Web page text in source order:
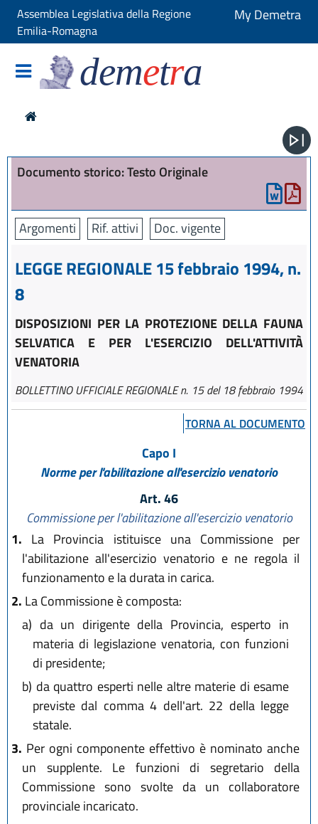
Assemblea Legislativa della Regione
Emilia-Romagna
My Demetra
demetra
Documento storico: Testo Originale
Argomenti Rif. attivi Doc. vigente
LEGGE REGIONALE 15 febbraio 1994, n.
8
DISPOSIZIONI PER LA PROTEZIONE DELLA FAUNA
SELVATICA E PER L'ESERCIZIO DELL'ATTIVITÀ
VENATORIA
BOLLETTINO UFFICIALE REGIONALE n. 15 del 18 febbraio 1994
TORNA AL DOCUMENTO
Capo I
Norme per l'abilitazione all'esercizio venatorio
Art. 46
Commissione per l'abilitazione all'esercizio venatorio
1. La Provincia istituisce una Commissione per
l'abilitazione all'esercizio venatorio e ne regola il
funzionamento e la durata in carica.
2. La Commissione è composta:
a) da un dirigente della Provincia, esperto in
materia di legislazione venatoria, con funzioni
di presidente;
b) da quattro esperti nelle altre materie di esame
previste dal comma 4 dell'art. 22 della legge
statale.
3. Per ogni componente effettivo è nominato anche
un supplente. Le funzioni di segretario della
Commissione sono svolte da un collaboratore
provinciale incaricato.